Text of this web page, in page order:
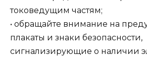
токоведущим частям;
• обращайте внимание на
плакаты и знаки безопасности,
сигнализирующие о наличии